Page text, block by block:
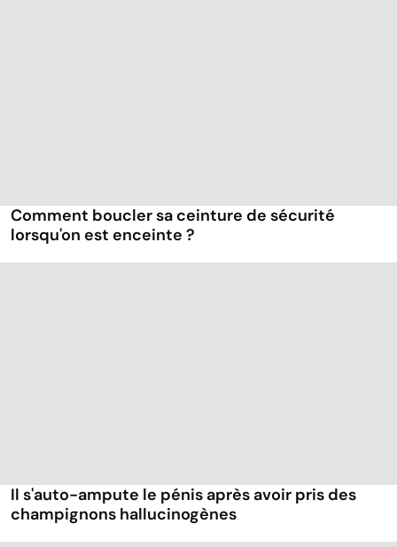
Comment boucler sa ceinture de sécurité
lorsqu'on est enceinte ?
Il s'auto-ampute le pénis après avoir pris des
champignons hallucinogènes